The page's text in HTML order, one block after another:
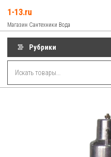
содержимому
1-13.ru
Магазин Сантехники Вода
Рубрики